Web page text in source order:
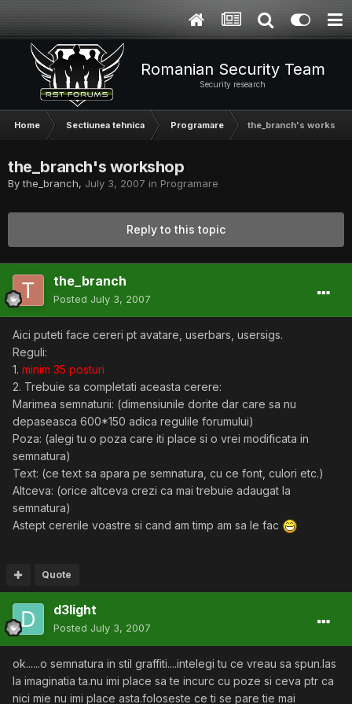
Romanian Security Team
Security research
Home Sectiunea tehnica Programare the_branch's workshop
the_branch's workshop
Bythe_branch, July 3, 2007 in Programare
Reply to this topic
the_branch
Posted July 3, 2007
Aici puteti face cereri pt avatare, userbars, usersigs.
Reguli:
1. minim 35 posturi
2. Trebuie sa completati aceasta cerere:
Marimea semnaturii: (dimensiunile dorite dar care sa nu
depaseasca 600*150 adica regulile forumului)
Poza: (alegi tu o poza care iti place si o vrei modificata in
semnatura)
Text: (ce text sa apara pe semnatura, cu ce font, culori etc.)
Altceva: (orice altceva crezi ca mai trebuie adaugat la
semnatura)
Astept cererile voastre si cand am timp am sa le fac
Quote
d3light
Posted July 3, 2007
ok......o semnatura in stil graffiti....intelegi tu ce vreau sa spun.las
la imaginatia ta.nu imi place sa te incurc cu poze si ceva ptr ca
nici mie nu imi place asta.foloseste ce ti se pare tie mai